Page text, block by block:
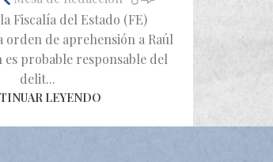
Fiscalía del Estado (FE)
orden de aprehensión a Raúl
es probable responsable del
delit...
LEYENDO